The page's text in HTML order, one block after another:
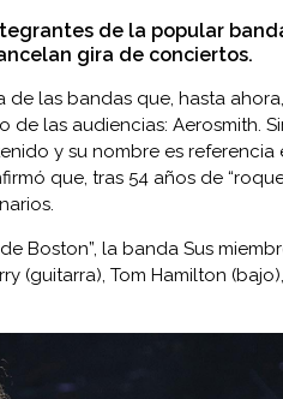
de la popular
gira de conciertos.
de las bandas que, hasta
las audiencias: Aerosmith.
y su nombre es referencia
que, tras 54 años de
Boston”, la banda Sus
(guitarra), Tom Hamilton